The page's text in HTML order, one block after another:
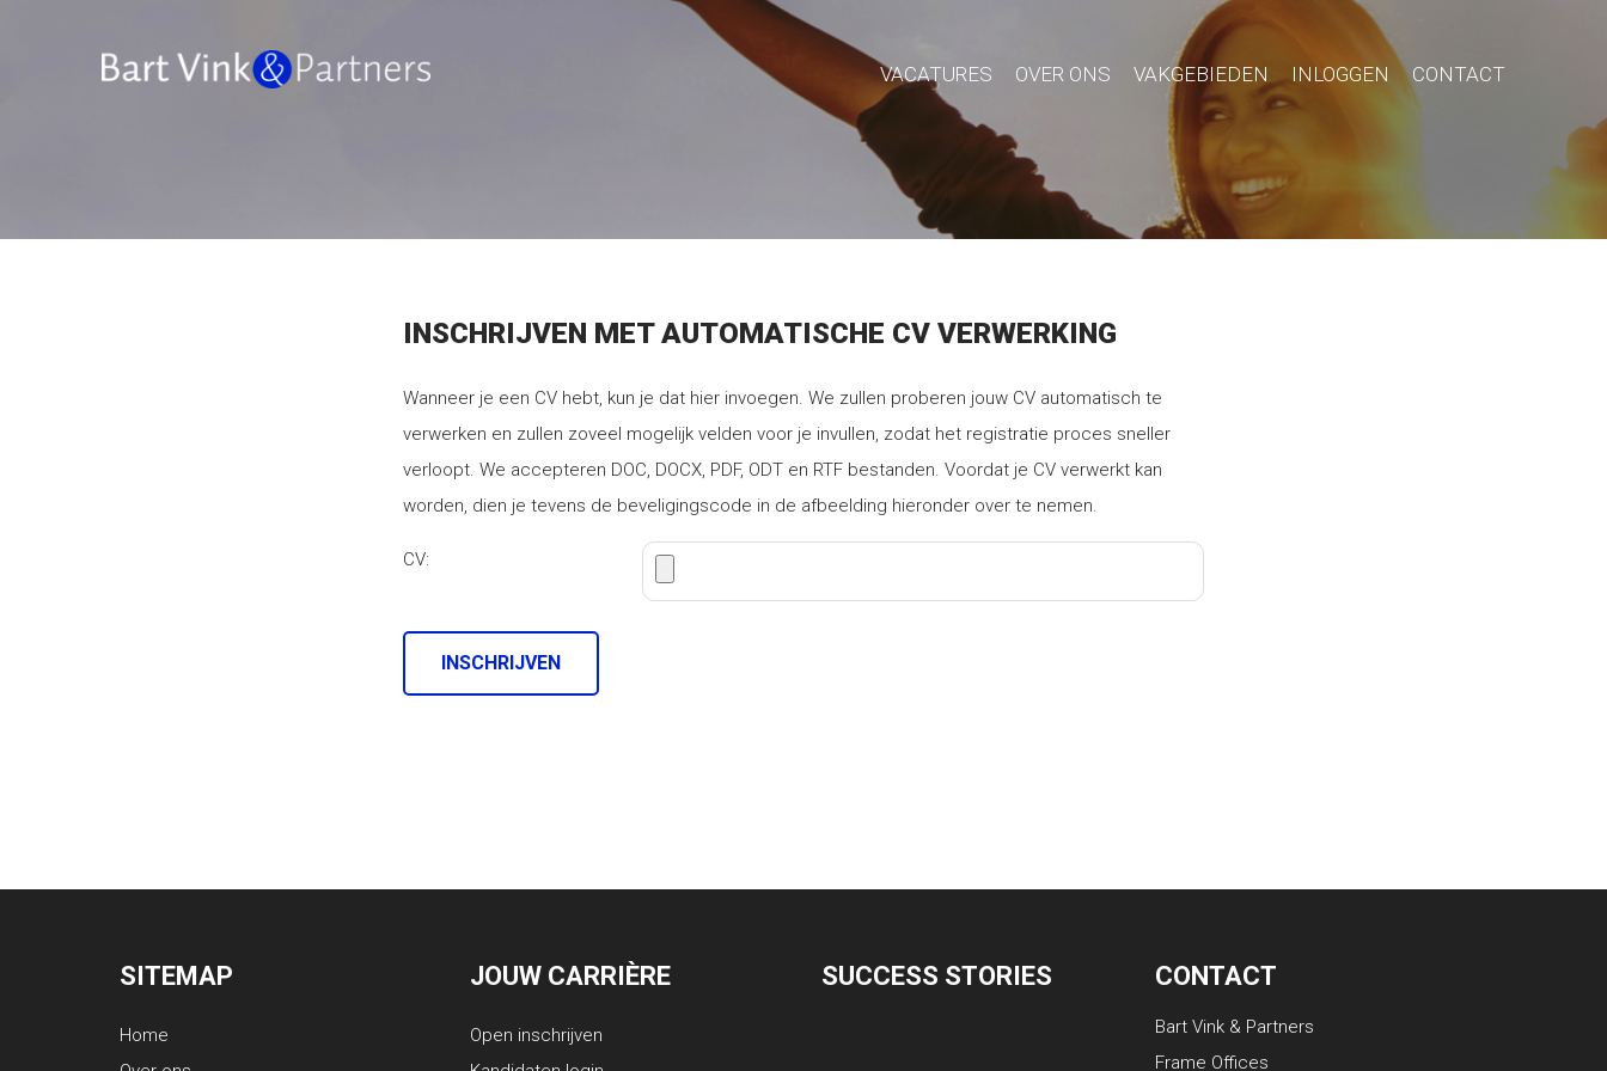
VACATURES OVER ONS VAKGEBIEDEN INLOGGEN CONTACT
INSCHRIJVEN MET AUTOMATISCHE CV VERWERKING
Wanneer je een CV hebt, kun je dat hier invoegen. We zullen proberen jouw CV automatisch te
verwerken en zullen zoveel mogelijk velden voor je invullen, zodat het registratie proces sneller
verloopt. We accepteren DOC, DOCX, PDF, ODT en RTF bestanden. Voordat je CV verwerkt kan
worden, dien je tevens de beveligingscode in de afbeelding hieronder over te nemen.
CV:
INSCHRIJVEN
SITEMAP
Home
JOUW CARRIÈRE
Open inschrijven
SUCCESS STORIES CONTACT
Bart Vink & Partners
Frame Offices